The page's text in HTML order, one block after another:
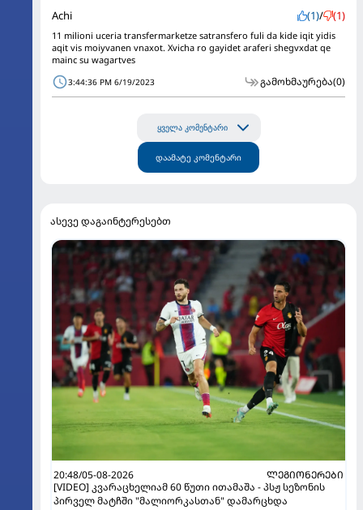
Achi (1)/ (1)
11 milioni uceria transfermarketze satransfero fuli da kide iqit yidis
aqit vis moiyvanen vnaxot. Xvicha ro gayidet araferi shegvxdat qe
mainc su wagartves
3:44:36 PM 6/19/2023 გამოხმაურება(0)
ყველა კომენტარი
დაამატე კომენტარი
ასევე დაგაინტერესებთ
20:48/05-08-2026
ᲚᲔᲒᲘᲝᲜᲔᲠᲔᲑᲘ
[VIDEO] კვარაცხელიამ 60 წუთი ითამაშა - პსჟ სეზონის
პირველ მატჩში "მალიორკასთან" დამარცხდა